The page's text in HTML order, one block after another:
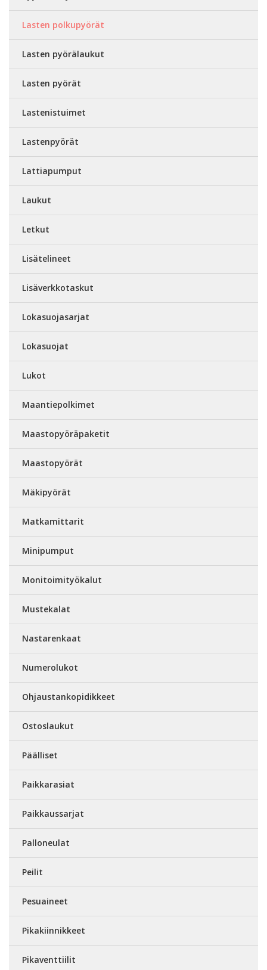
Lasten polkupyörät
Lasten pyörälaukut
Lasten pyörät
Lastenistuimet
Lastenpyörät
Lattiapumput
Laukut
Letkut
Lisätelineet
Lisäverkkotaskut
Lokasuojasarjat
Lokasuojat
Lukot
Maantiepolkimet
Maastopyöräpaketit
Maastopyörät
Mäkipyörät
Matkamittarit
Minipumput
Monitoimityökalut
Mustekalat
Nastarenkaat
Numerolukot
Ohjaustankopidikkeet
Ostoslaukut
Päälliset
Paikkarasiat
Paikkaussarjat
Palloneulat
Peilit
Pesuaineet
Pikakiinnikkeet
Pikaventtiilit